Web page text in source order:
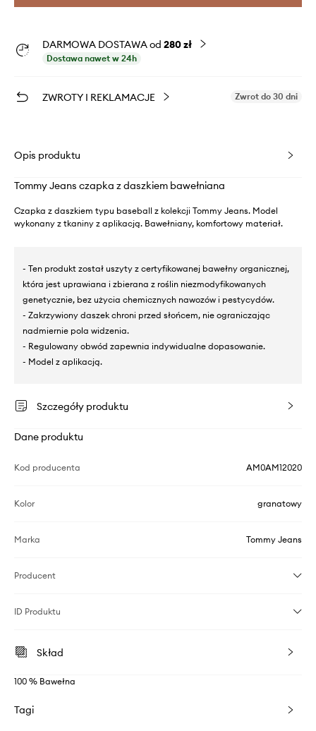
DARMOWA DOSTAWA od 280 zł
Dostawa nawet w 24h
ZWROTY I REKLAMACJE Zwrot do 30 dni
Opis produktu
Tommy Jeans czapka z daszkiem bawełniana
Czapka z daszkiem typu baseball z kolekcji Tommy Jeans. Model
wykonany z tkaniny z aplikacją. Bawełniany, komfortowy materiał.
- Ten produkt został uszyty z certyfikowanej bawełny organicznej,
która jest uprawiana i zbierana z roślin niezmodyfikowanych
genetycznie, bez użycia chemicznych nawozów i pestycydów.
- Zakrzywiony daszek chroni przed słońcem, nie ograniczając
nadmiernie pola widzenia.
- Regulowany obwód zapewnia indywidualne dopasowanie.
- Model z aplikacją.
Szczegóły produktu
Dane produktu
Kod producenta AM0AM12020
Kolor granatowy
Marka Tommy Jeans
Producent
ID Produktu
Skład
100 % Bawełna
Tagi